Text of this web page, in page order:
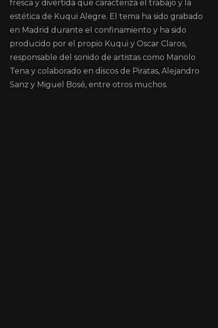
fresca y divertida que caracteriza el trabajo y la
estética de Kuqui Alegre. El tema ha sido grabado
en Madrid durante el confinamiento y ha sido
producido por el propio Kuqui y Oscar Claros,
responsable del sonido de artistas como Manolo
Tena y colaborado en discos de Piratas, Alejandro
Sanz y Miguel Bosé, entre otros muchos.